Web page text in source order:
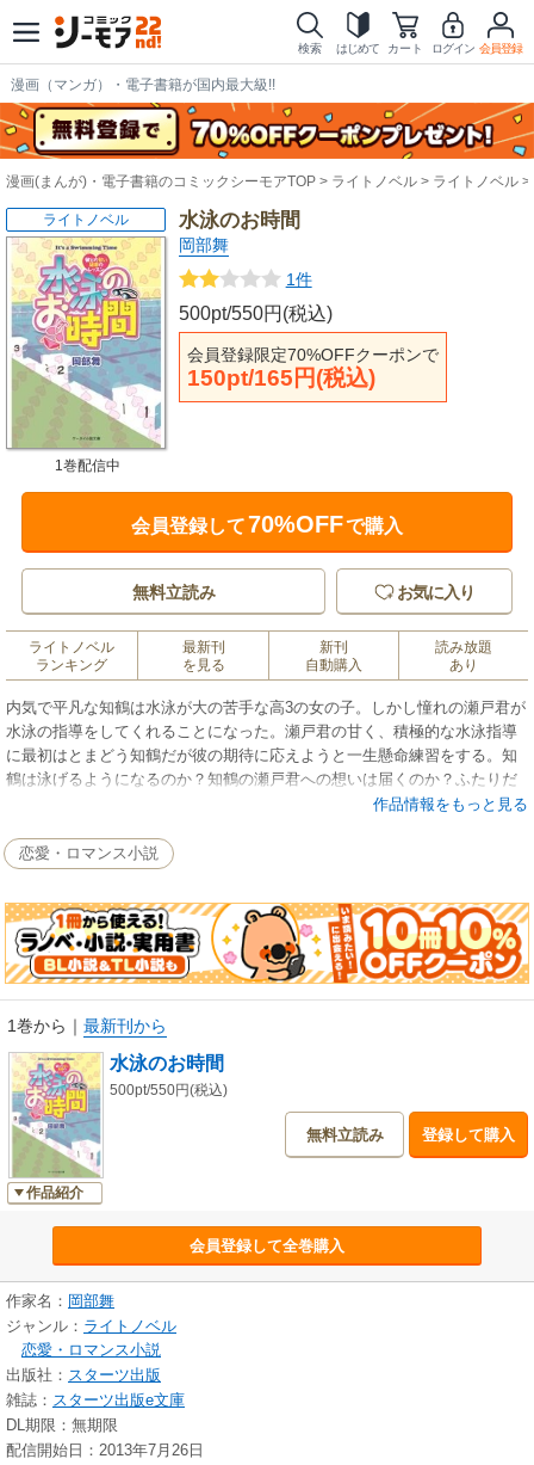
検索 はじめて カート ログイン 会員登録
漫画（マンガ）・電子書籍が国内最大級!!
漫画(まんが)・電子書籍のコミックシーモアTOP ライトノベル ライトノベル
水泳のお時間
岡部舞
1件
500pt/550円(税込)
会員登録限定70%OFFクーポンで
150pt/165円(税込)
ライトノベル
1巻配信中
会員登録して70%OFFで購入
無料立読み お気に入り
ライトノベル
ランキング
最新刊
を見る
新刊
自動購入
読み放題
あり
内気で平凡な知鶴は水泳が大の苦手な高3の女の子。しかし憧れの瀬戸君が
水泳の指導をしてくれることになった。瀬戸君の甘く、積極的な水泳指導
に最初はとまどう知鶴だが彼の期待に応えようと一生懸命練習をする。知
鶴は泳げるようになるのか？知鶴の瀬戸君への想いは届くのか？ふたりだ
作品情報をもっと見る
恋愛・ロマンス小説
1巻から ｜ 最新刊から
作品紹介
水泳のお時間
500pt/550円(税込)
無料立読み 登録して購入
会員登録して全巻購入
作家名： 岡部舞
ジャンル： ライトノベル
恋愛・ロマンス小説
出版社： スターツ出版
雑誌： スターツ出版e文庫
DL期限：無期限
配信開始日：2013年7月26日